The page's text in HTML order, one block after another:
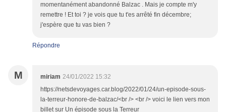
momentanément abandonné Balzac . Mais je compte m'y
remettre ! Et toi ? je vois que tu t'es arrêté fin décembre;
j'espère que tu vas bien ?
Répondre
M miriam 24/01/2022 15:32
https://netsdevoyages.car.blog/2022/01/24/un-episode-sous-
la-terreur-honore-de-balzac/<br /> <br /> voici le lien vers mon
billet sur Un épisode sous la Terreur